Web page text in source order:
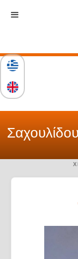
Σαχουλίδου